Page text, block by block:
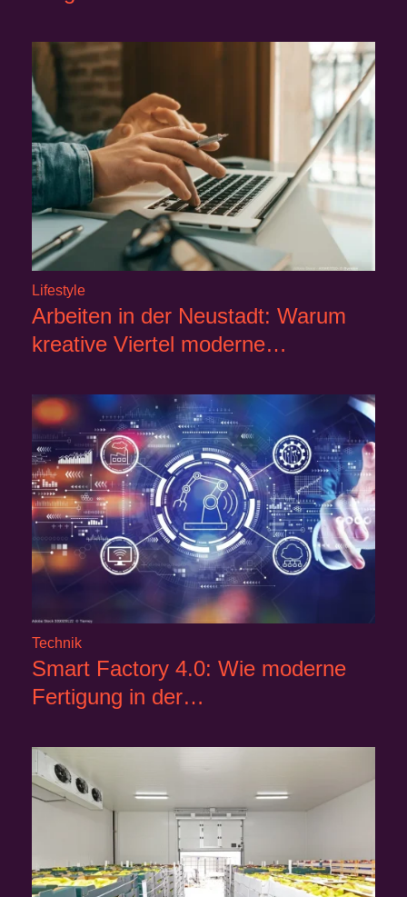
Lifestyle
Arbeiten in der Neustadt: Warum
kreative Viertel moderne…
Technik
Smart Factory 4.0: Wie moderne
Fertigung in der…